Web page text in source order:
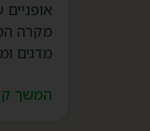
מקרה
מדגים
המשך